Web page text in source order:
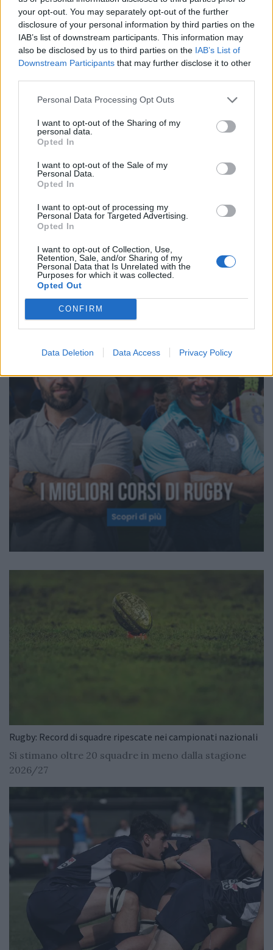
your opt-out. You may separately opt-out of the further
disclosure of your personal information by third parties on the
IAB’s list of downstream participants. This information may
also be disclosed by us to third parties on the IAB’s List of
Downstream Participants that may further disclose it to other
Personal Data Processing Opt Outs
I want to opt-out of the Sharing of my
personal data.
Opted In
I want to opt-out of the Sale of my
Personal Data.
Opted In
I want to opt-out of processing my
Personal Data for Targeted Advertising.
Opted In
I want to opt-out of Collection, Use,
Retention, Sale, and/or Sharing of my
Personal Data that Is Unrelated with the
Purposes for which it was collected.
Opted Out
CONFIRM
Data Deletion Data Access Privacy Policy
SERIE A
Movimento a pezzi: prima Noceto, poi
Colorno e adesso Verona
Fabrizio Sicignano / 22.02.2026 18:08
1 2 3 4 5 6 →
Rugby: Record di squadre ripescate nei campionati nazionali
Si stimano oltre 20 squadre in meno dalla stagione
2026/27